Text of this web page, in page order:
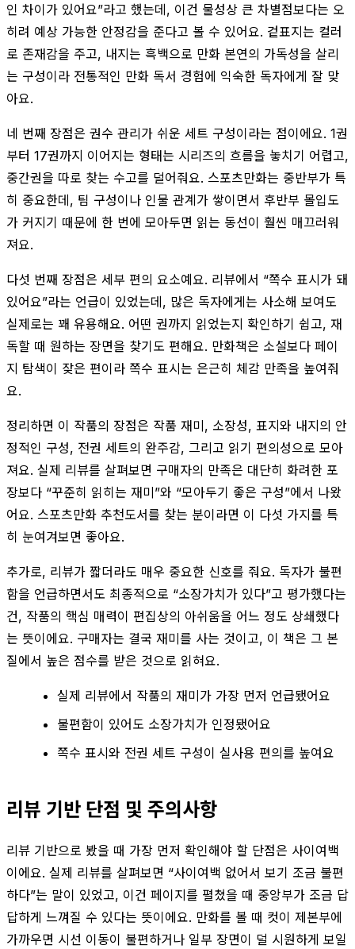
인 차이가 있어요”라고 했는데, 이건 물성상 큰 차별점보다는 오
히려 예상 가능한 안정감을 준다고 볼 수 있어요. 겉표지는 컬러
로 존재감을 주고, 내지는 흑백으로 만화 본연의 가독성을 살리
는 구성이라 전통적인 만화 독서 경험에 익숙한 독자에게 잘 맞
아요.
네 번째 장점은 권수 관리가 쉬운 세트 구성이라는 점이에요. 1권
부터 17권까지 이어지는 형태는 시리즈의 흐름을 놓치기 어렵고,
중간권을 따로 찾는 수고를 덜어줘요. 스포츠만화는 중반부가 특
히 중요한데, 팀 구성이나 인물 관계가 쌓이면서 후반부 몰입도
가 커지기 때문에 한 번에 모아두면 읽는 동선이 훨씬 매끄러워
져요.
다섯 번째 장점은 세부 편의 요소예요. 리뷰에서 “쪽수 표시가 돼
있어요”라는 언급이 있었는데, 많은 독자에게는 사소해 보여도
실제로는 꽤 유용해요. 어떤 권까지 읽었는지 확인하기 쉽고, 재
독할 때 원하는 장면을 찾기도 편해요. 만화책은 소설보다 페이
지 탐색이 잦은 편이라 쪽수 표시는 은근히 체감 만족을 높여줘
요.
정리하면 이 작품의 장점은 작품 재미, 소장성, 표지와 내지의 안
정적인 구성, 전권 세트의 완주감, 그리고 읽기 편의성으로 모아
져요. 실제 리뷰를 살펴보면 구매자의 만족은 대단히 화려한 포
장보다 “꾸준히 읽히는 재미”와 “모아두기 좋은 구성”에서 나왔
어요. 스포츠만화 추천도서를 찾는 분이라면 이 다섯 가지를 특
히 눈여겨보면 좋아요.
추가로, 리뷰가 짧더라도 매우 중요한 신호를 줘요. 독자가 불편
함을 언급하면서도 최종적으로 “소장가치가 있다”고 평가했다는
건, 작품의 핵심 매력이 편집상의 아쉬움을 어느 정도 상쇄했다
는 뜻이에요. 구매자는 결국 재미를 사는 것이고, 이 책은 그 본
질에서 높은 점수를 받은 것으로 읽혀요.
실제 리뷰에서 작품의 재미가 가장 먼저 언급됐어요
불편함이 있어도 소장가치가 인정됐어요
쪽수 표시와 전권 세트 구성이 실사용 편의를 높여요
리뷰 기반 단점 및 주의사항
리뷰 기반으로 봤을 때 가장 먼저 확인해야 할 단점은 사이여백
이에요. 실제 리뷰를 살펴보면 “사이여백 없어서 보기 조금 불편
하다”는 말이 있었고, 이건 페이지를 펼쳤을 때 중앙부가 조금 답
답하게 느껴질 수 있다는 뜻이에요. 만화를 볼 때 컷이 제본부에
가까우면 시선 이동이 불편하거나 일부 장면이 덜 시원하게 보일